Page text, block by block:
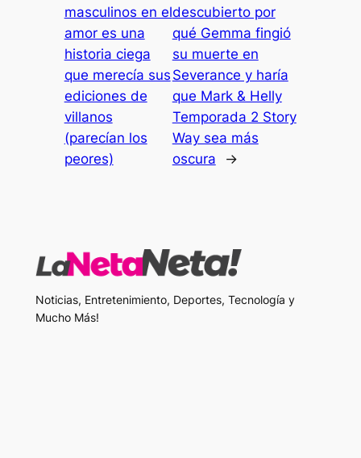
masculinos en el
amor es una
historia ciega
que merecía sus
ediciones de
villanos
(parecían los
peores)
descubierto por
qué Gemma fingió
su muerte en
Severance y haría
que Mark & ​​Helly
Temporada 2 Story
Way sea más
oscura
→
Noticias, Entretenimiento, Deportes, Tecnología y
Mucho Más!